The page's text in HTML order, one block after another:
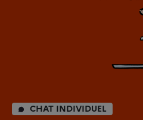
CHAT INDIVIDUEL